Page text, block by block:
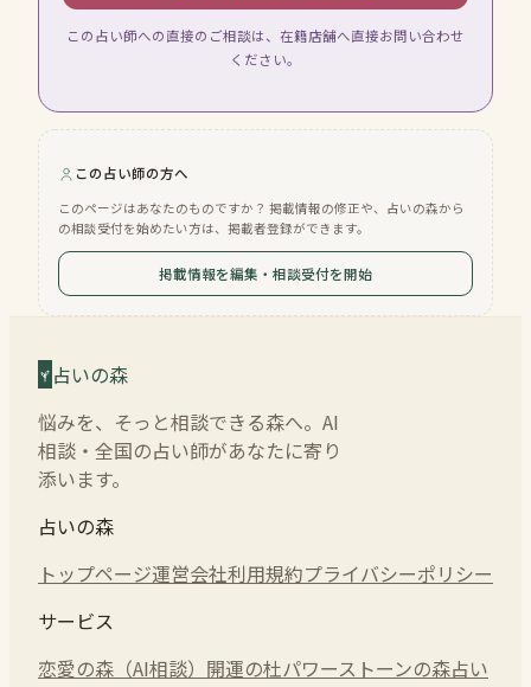
この占い師への直接のご相談は、在籍店舗へ直接お問い合わせ
ください。
この占い師の方へ
このページはあなたのものですか？ 掲載情報の修正や、占いの森から
の相談受付を始めたい方は、掲載者登録ができます。
掲載情報を編集・相談受付を開始
占いの森
悩みを、そっと相談できる森へ。AI
相談・全国の占い師があなたに寄り
添います。
占いの森
トップページ運営会社利用規約プライバシーポリシー
サービス
恋愛の森（AI相談） 開運の杜パワーストーンの森占い